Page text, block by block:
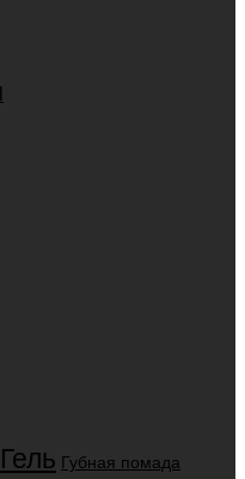
Гель Губная помада